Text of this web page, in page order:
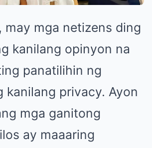
may mga netizens ding
kanilang opinyon na
panatilihin ng
kanilang privacy. Ayon
mga ganitong
ay maaaring